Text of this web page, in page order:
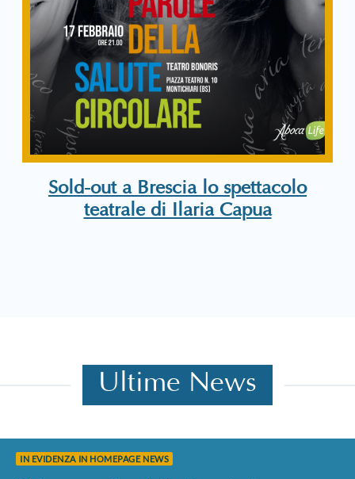
Sold-out a Brescia lo spettacolo
teatrale di Ilaria Capua
Ultime News
IN EVIDENZA IN HOMEPAGE NEWS